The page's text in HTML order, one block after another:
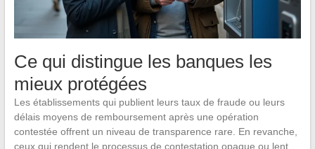
Ce qui distingue les banques les
mieux protégées
Les établissements qui publient leurs taux de fraude ou leurs
délais moyens de remboursement après une opération
contestée offrent un niveau de transparence rare. En revanche,
ceux qui rendent le processus de contestation opaque ou lent